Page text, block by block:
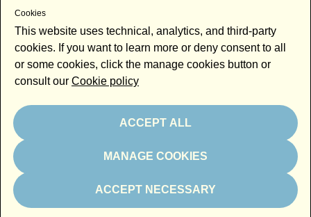
Newsletter
Email
Cookies
This website uses technical, analytics, and third-party
cookies. If you want to learn more or deny consent to all
or some cookies, click the manage cookies button or
consult our Cookie policy
ACCEPT ALL
MANAGE COOKIES
ACCEPT NECESSARY